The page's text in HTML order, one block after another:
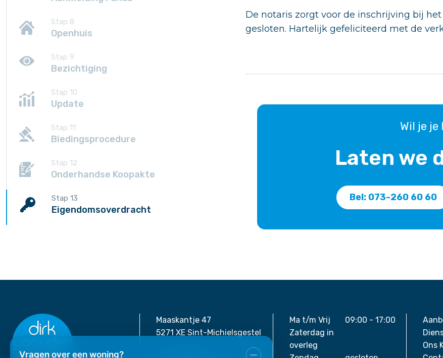
Openhuis
Stap 8
Bezichtiging
Stap 9
Update
Stap 10
Biedingsprocedure
Stap 11
Onderhandse Koopakte
Stap 12
Eigendomsoverdracht
Stap 13
De notaris zorgt voor de inschrijving bij
gesloten. Hartelijk gefeliciteerd met de
Wil je
Laten we
Bel: 073-260 60 60
Maaskantje 47
5271 XE Sint-Michielsgestel
Ma t/m Vrij
09:00 - 17:00
Zaterdag in
overleg
Ons